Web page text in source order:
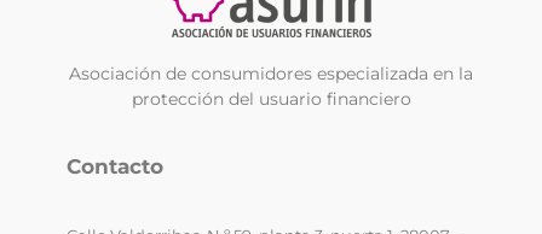
Asociación de consumidores especializada en la
protección del usuario financiero
Contacto